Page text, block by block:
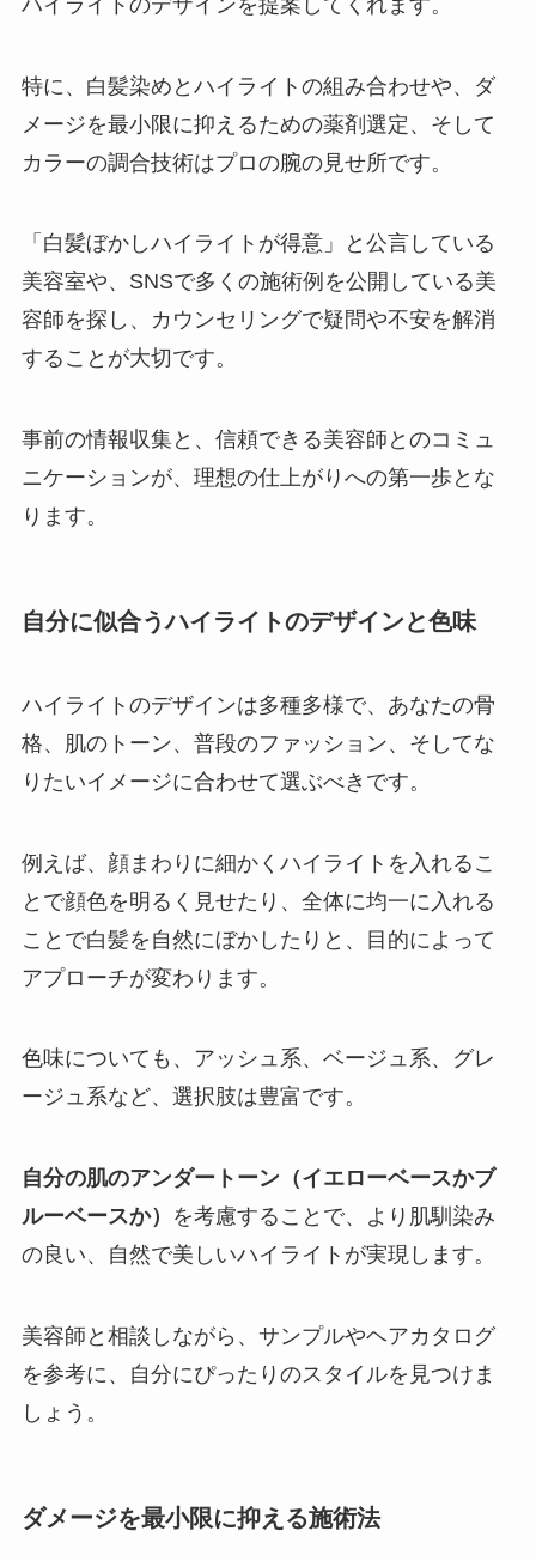
特に、白髪染めとハイライトの組み合わせや、ダ
メージを最小限に抑えるための薬剤選定、そして
カラーの調合技術はプロの腕の見せ所です。
「白髪ぼかしハイライトが得意」と公言している
美容室や、SNSで多くの施術例を公開している美
容師を探し、カウンセリングで疑問や不安を解消
することが大切です。
事前の情報収集と、信頼できる美容師とのコミュ
ニケーションが、理想の仕上がりへの第一歩とな
ります。
自分に似合うハイライトのデザインと色味
ハイライトのデザインは多種多様で、あなたの骨
格、肌のトーン、普段のファッション、そしてな
りたいイメージに合わせて選ぶべきです。
例えば、顔まわりに細かくハイライトを入れるこ
とで顔色を明るく見せたり、全体に均一に入れる
ことで白髪を自然にぼかしたりと、目的によって
アプローチが変わります。
色味についても、アッシュ系、ベージュ系、グレ
ージュ系など、選択肢は豊富です。
自分の肌のアンダートーン（イエローベースかブ
ルーベースか）
を考慮することで、より肌馴染み
の良い、自然で美しいハイライトが実現します。
美容師と相談しながら、サンプルやヘアカタログ
を参考に、自分にぴったりのスタイルを見つけま
しょう。
ダメージを最小限に抑える施術法